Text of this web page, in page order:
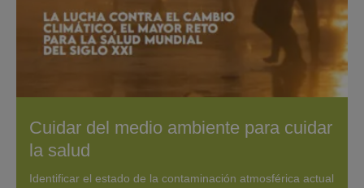
Cuidar del medio ambiente para cuidar
la salud
Identificar el estado de la contaminación atmosférica actual